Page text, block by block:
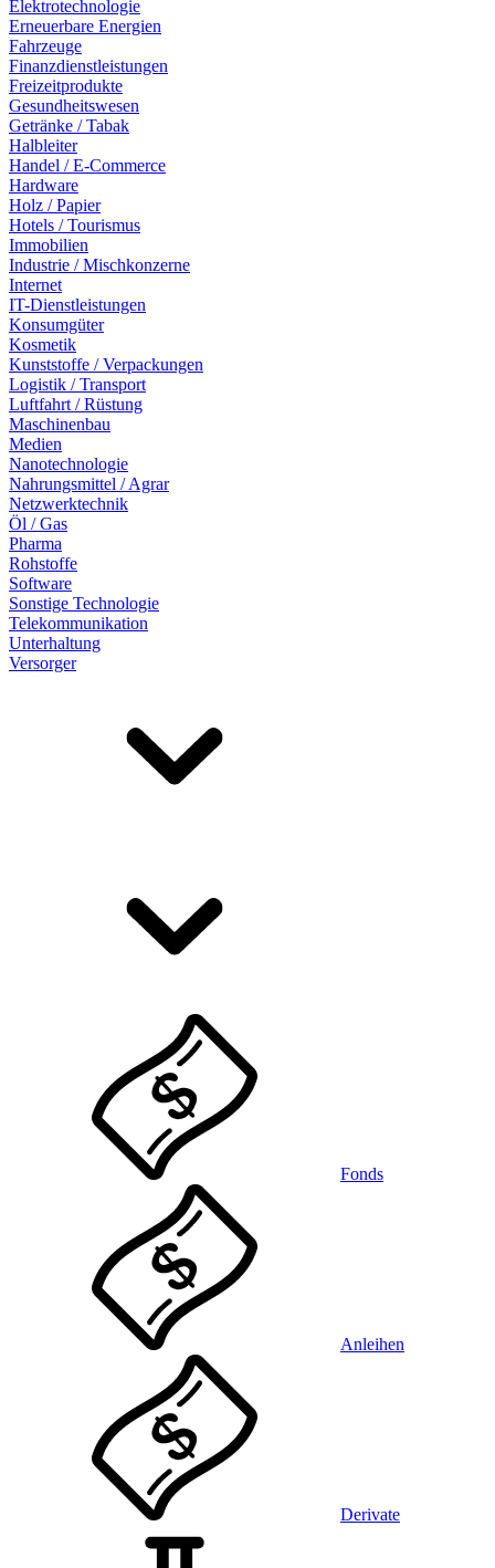
Elektrotechnologie
Erneuerbare Energien
Fahrzeuge
Finanzdienstleistungen
Freizeitprodukte
Gesundheitswesen
Getränke / Tabak
Halbleiter
Handel / E-Commerce
Hardware
Holz / Papier
Hotels / Tourismus
Immobilien
Industrie / Mischkonzerne
Internet
IT-Dienstleistungen
Konsumgüter
Kosmetik
Kunststoffe / Verpackungen
Logistik / Transport
Luftfahrt / Rüstung
Maschinenbau
Medien
Nanotechnologie
Nahrungsmittel / Agrar
Netzwerktechnik
Öl / Gas
Pharma
Rohstoffe
Software
Sonstige Technologie
Telekommunikation
Unterhaltung
Versorger
Fonds
Anleihen
Derivate